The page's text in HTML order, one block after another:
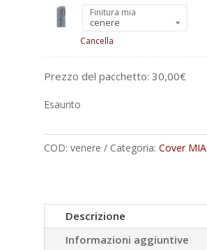
Finitura mia
Cancella
Prezzo del pacchetto: 30,00€
Esaurito
COD: venere Categoria: Cover MIA
Descrizione
Informazioni aggiuntive